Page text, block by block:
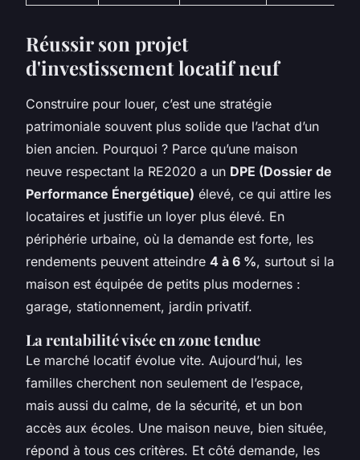
Réussir son projet
d'investissement locatif neuf
Construire pour louer, c’est une stratégie
patrimoniale souvent plus solide que l’achat d’un
bien ancien. Pourquoi ? Parce qu’une maison
neuve respectant la RE2020 a un DPE (Dossier de
Performance Énergétique) élevé, ce qui attire les
locataires et justifie un loyer plus élevé. En
périphérie urbaine, où la demande est forte, les
rendements peuvent atteindre 4 à 6 %, surtout si la
maison est équipée de petits plus modernes :
garage, stationnement, jardin privatif.
La rentabilité visée en zone tendue
Le marché locatif évolue vite. Aujourd’hui, les
familles cherchent non seulement de l’espace,
mais aussi du calme, de la sécurité, et un bon
accès aux écoles. Une maison neuve, bien située,
répond à tous ces critères. Et côté demande, les